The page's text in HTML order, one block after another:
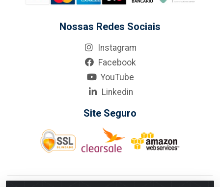
Nossas Redes Sociais
Instagram
Facebook
YouTube
Linkedin
Site Seguro